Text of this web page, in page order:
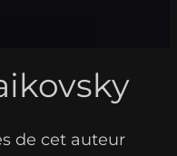
de cet auteur